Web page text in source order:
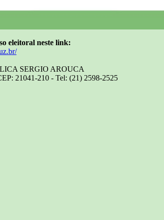
eleitoral neste link:
SERGIO AROUCA
21041-210 - Tel: (21) 2598-2525